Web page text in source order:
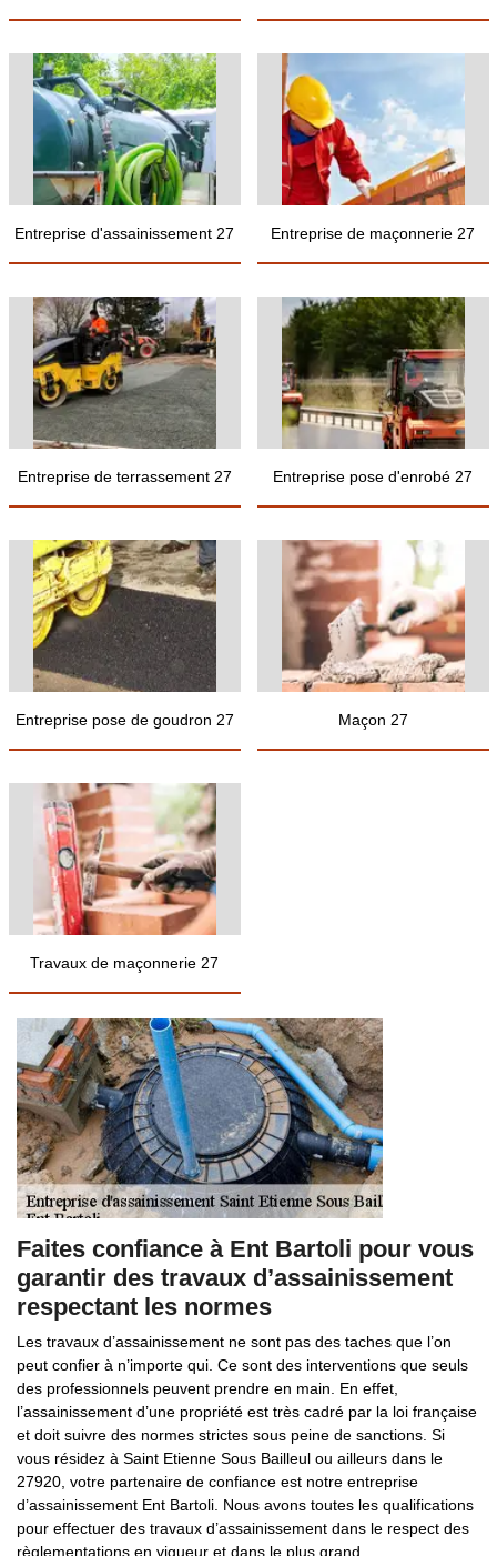
Entreprise d'assainissement 27 Entreprise de maçonnerie 27
Entreprise de terrassement 27 Entreprise pose d'enrobé 27
Entreprise pose de goudron 27 Maçon 27
Travaux de maçonnerie 27
Faites confiance à Ent Bartoli pour vous
garantir des travaux d’assainissement
respectant les normes
Les travaux d’assainissement ne sont pas des taches que l’on
peut confier à n’importe qui. Ce sont des interventions que seuls
des professionnels peuvent prendre en main. En effet,
l’assainissement d’une propriété est très cadré par la loi française
et doit suivre des normes strictes sous peine de sanctions. Si
vous résidez à Saint Etienne Sous Bailleul ou ailleurs dans le
27920, votre partenaire de confiance est notre entreprise
d’assainissement Ent Bartoli. Nous avons toutes les qualifications
pour effectuer des travaux d’assainissement dans le respect des
règlementations en vigueur et dans le plus grand